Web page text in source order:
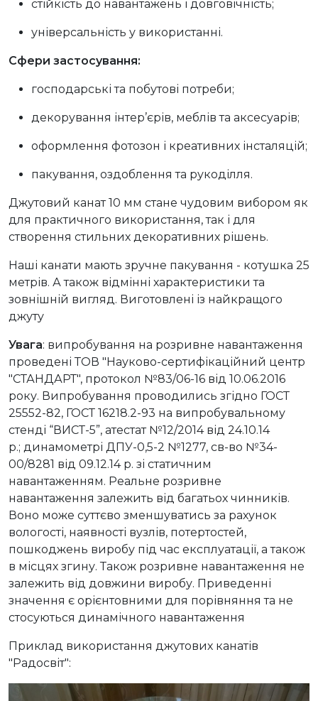
стійкість до навантажень і довговічність;
універсальність у використанні.
Сфери застосування:
господарські та побутові потреби;
декорування інтер’єрів, меблів та аксесуарів;
оформлення фотозон і креативних інсталяцій;
пакування, оздоблення та рукоділля.
Джутовий канат 10 мм стане чудовим вибором як
для практичного використання, так і для
створення стильних декоративних рішень.
Наші канати мають зручне пакування - котушка 25
метрів. А також відмінні характеристики та
зовнішній вигляд. Виготовлені із найкращого
джуту
Увага: випробування на розривне навантаження
проведені ТОВ "Науково-сертифікаційний центр
"СТАНДАРТ", протокол №83/06-16 від 10.06.2016
року. Випробування проводились згідно ГОСТ
25552-82, ГОСТ 16218.2-93 на випробувальному
стенді “ВИСТ-5”, атестат №12/2014 від 24.10.14
р.; динамометрі ДПУ-0,5-2 №1277, св-во №34-
00/8281 від 09.12.14 р. зі статичним
навантаженням. Реальне розривне
навантаження залежить від багатьох чинників.
Воно може суттєво зменшуватись за рахунок
вологості, наявності вузлів, потертостей,
пошкоджень виробу під час експлуатації, а також
в місцях згину. Також розривне навантаження не
залежить від довжини виробу. Приведенні
значення є орієнтовними для порівняння та не
стосуються динамічного навантаження
Приклад використання джутових канатів
"Радосвіт":